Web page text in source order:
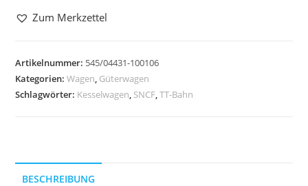
Zum Merkzettel
Artikelnummer: 545/04431-100106
Kategorien:Wagen, Güterwagen
Schlagwörter: Kesselwagen, SNCF,TT-Bahn
BESCHREIBUNG